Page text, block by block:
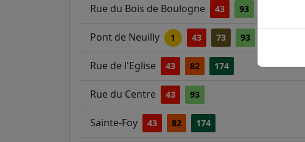
Rue du Bois de Boulogne 43 93
Pont de Neuilly 1 43 73 93
Rue de l'Eglise 43 82 174
Rue du Centre 43 93
Sainte-Foy 43 82 174